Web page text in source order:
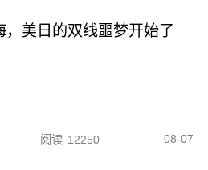
美日的双线噩梦开始了
阅读 12250 08-07